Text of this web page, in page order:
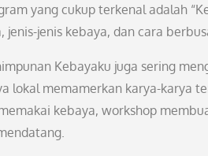
yang cukup terkenal adalah
jenis-jenis kebaya, dan cara
Kebayaku juga sering
lokal memamerkan karya-karya
kebaya, workshop